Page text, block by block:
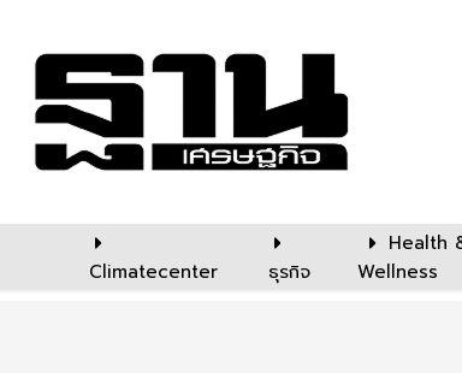
Climatecenter ธุรกิจ
Health
Wellness